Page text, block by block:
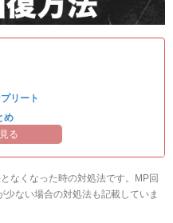
リート
め
る
なくなった時の対処法です。MP回
ない場合の対処法も記載していま